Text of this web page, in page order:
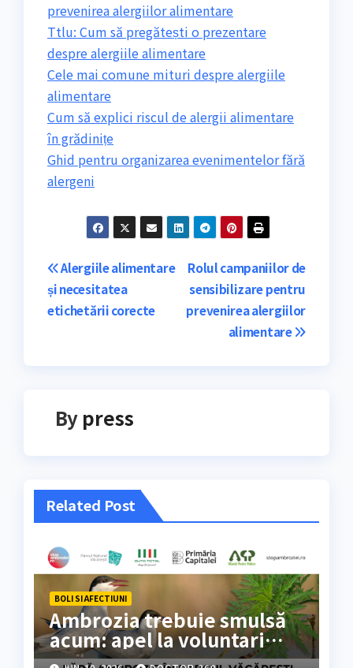
prevenirea alergiilor alimentare
Ttlu: Cum să pregătești o prezentare
despre alergiile alimentare
Cele mai comune mituri despre alergiile
alimentare
Cum să explici riscul de alergii alimentare
în grădinițe
Ghid pentru organizarea evenimentelor fără
alergeni
Navigare
în
Rolul campaniilor de
sensibilizare pentru
prevenirea alergiilor
alimentare
Alergiile alimentare
și necesitatea
etichetării corecte
By press
Related Post
BOLI SI AFECTIUNI
Ambrozia trebuie smulsă
acum: apel la voluntari
pentru acțiune de curățare